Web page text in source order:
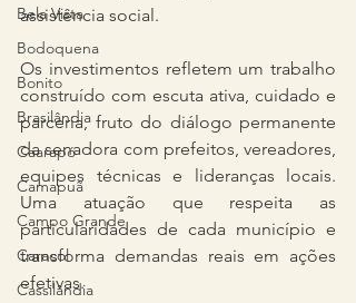
Bela Vista
Bodoquena
Bonito
Brasilândia
Caarapó
Camapuã
Campo Grande
Caracol
Cassilândia
assistência social.
Os investimentos refletem um trabalho
construído com escuta ativa, cuidado e
parceria, fruto do diálogo permanente
da senadora com prefeitos, vereadores,
equipes técnicas e lideranças locais.
Uma atuação que respeita as
particularidades de cada município e
transforma demandas reais em ações
efetivas.